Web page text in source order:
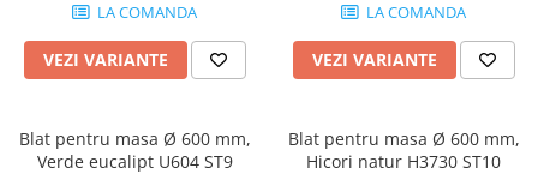
LA COMANDA
VEZI VARIANTE
LA COMANDA
VEZI VARIANTE
Blat pentru masa Ø 600 mm,
Verde eucalipt U604 ST9
Blat pentru masa Ø 600 mm,
Hicori natur H3730 ST10